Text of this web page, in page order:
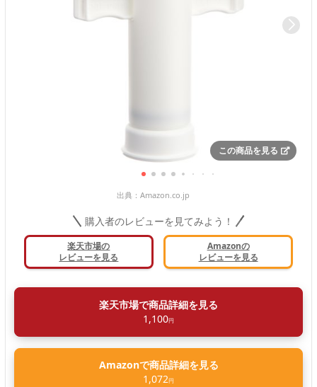
この商品を見る
出典： Amazon.co.jp
購入者のレビューを見てみよう！
楽天市場の
レビューを見る
Amazonの
レビューを見る
楽天市場で商品詳細を見る
1,100円
Amazonで商品詳細を見る
1,072円